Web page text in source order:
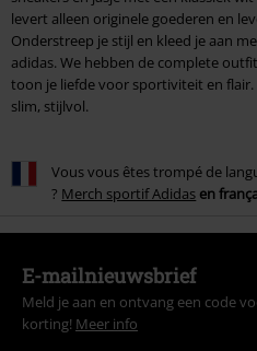
levert alleen originele goederen en
Onderstreep je stijl en kleed je aan
adidas. We hebben de complete
toon je liefde voor sportiviteit en flair.
slim, stijlvol.
Vous vous êtes trompé de
? Merch sportif Adidas en
E-mailnieuwsbrief
Meld je aan en ontvang een code
korting! Meer info